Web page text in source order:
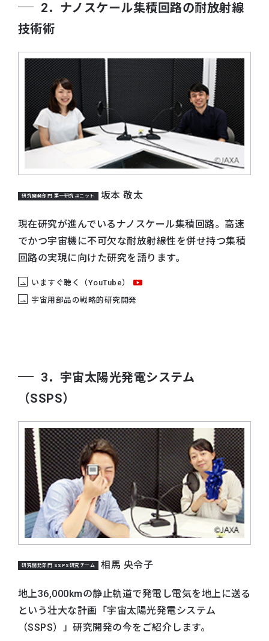
2．ナノスケール集積回路の耐放射線
技術術
研究開発部門 第一研究ユニット 坂本 敬太
現在研究が進んでいるナノスケール集積回路。高速
でかつ宇宙機に不可欠な耐放射線性を併せ持つ集積
回路の実現に向けた研究を語ります。
いますぐ聴く（YouTube）
宇宙用部品の戦略的研究開発
3．宇宙太陽光発電システム
（SSPS）
研究開発部門 SSPS研究チーム 相馬 央令子
地上36,000kmの静止軌道で発電し電気を地上に送る
という壮大な計画「宇宙太陽光発電システム
（SSPS）」研究開発の今をご紹介します。